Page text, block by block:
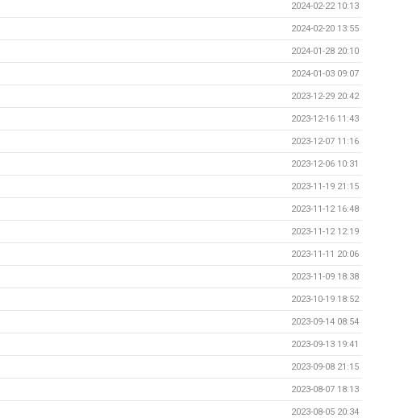
2024-02-22 10:13
2024-02-20 13:55
2024-01-28 20:10
2024-01-03 09:07
2023-12-29 20:42
2023-12-16 11:43
2023-12-07 11:16
2023-12-06 10:31
2023-11-19 21:15
2023-11-12 16:48
2023-11-12 12:19
2023-11-11 20:06
2023-11-09 18:38
2023-10-19 18:52
2023-09-14 08:54
2023-09-13 19:41
2023-09-08 21:15
2023-08-07 18:13
2023-08-05 20:34